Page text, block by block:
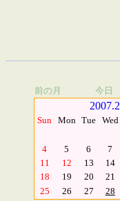
前の月 今日
2007.2
Sun Mon Tue Wed
4
5 6 7
11
12 13 14
18
19 20 21
25
26 27 28